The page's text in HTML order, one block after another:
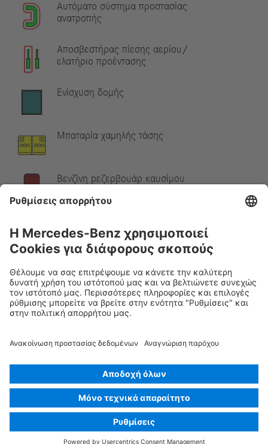
Αυτόματο σύστημα προστασίας
ανατροπής
Αποσβεστήρας πίεσης αερίου/
ελατήριο προέντασης
Ενίσχυση δομής
Μπαταρία χαμηλής τάσης
Βενζίνη pεζερβουάρ καυσίμου
Υπόδειξη:Λεπτομερείς πληροφορίες δίνονται στονοδηγό
διάσωσης.
Rescue Card Επιβατικά Έκδοση 07/2026 03.0 ID-Nr.: 217.4
Επιλογή γλώσσας
© 2026Mercedes-Benz AG
Προσδιορισμός παρόχου Ρυθμίσεις cookies
Προστασία δεδομένων